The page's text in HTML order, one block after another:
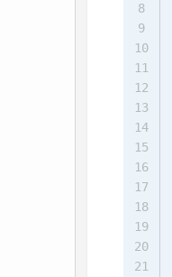
8
9
10
11
12
13
14
15
16
17
18
19
20
21